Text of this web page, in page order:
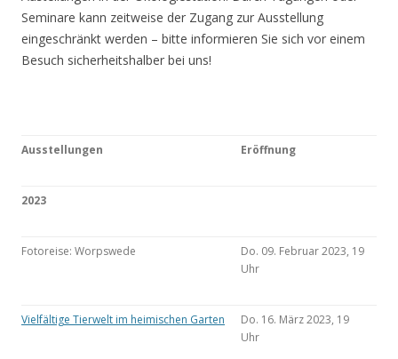
Seminare kann zeitweise der Zugang zur Ausstellung
eingeschränkt werden – bitte informieren Sie sich vor einem
Besuch sicherheitshalber bei uns!
Ausstellungen Eröffnung
2023
Fotoreise: Worpswede
Do. 09. Februar 2023, 19
Uhr
Vielfältige Tierwelt im heimischen Garten
Do. 16. März 2023, 19
Uhr